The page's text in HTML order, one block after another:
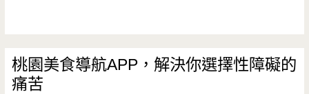
桃園美食導航APP，解決你選擇性障礙的
痛苦